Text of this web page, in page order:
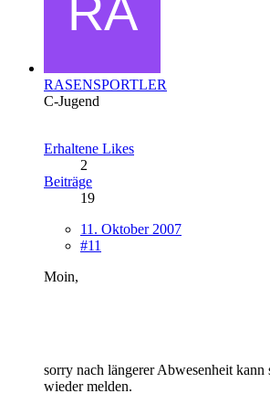
RASENSPORTLER
C-Jugend
Erhaltene Likes
2
Beiträge
19
11. Oktober 2007
#11
Moin,
sorry nach längerer Abwesenheit kann
wieder melden.